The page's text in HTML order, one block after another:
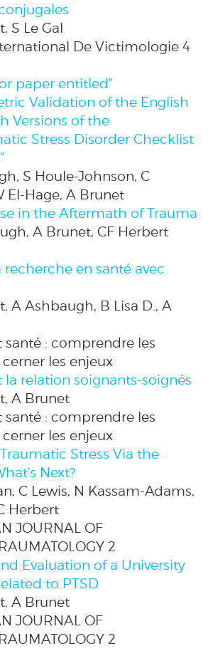
S Le Gal
De Victimologie 4
paper entitled"
Validation of the English
Versions of the
Stress Disorder Checklist
S Houle-Johnson, C
El-Hage, A Brunet
in the Aftermath of Trauma
A Brunet, CF Herbert
recherche en santé avec
A Ashbaugh, B Lisa D., A
santé : comprendre les
les enjeux
la relation soignants-soignés
A Brunet
santé : comprendre les
les enjeux
Stress Via the
Next?
C Lewis, N Kassam-Adams,
Herbert
JOURNAL OF
2
Evaluation of a University
to PTSD
A Brunet
JOURNAL OF
2